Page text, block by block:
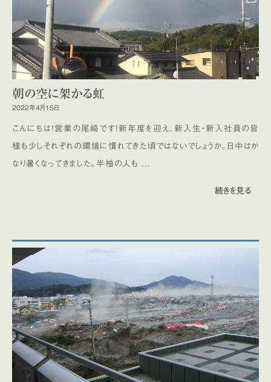
朝の空に架かる虹
2022年4月15日
こんにちは！営業の尾﨑です！新年度を迎え、新入生・新入社員の皆
様も少しそれぞれの環境に慣れてきた頃ではないでしょうか。日中はか
なり暑くなってきました。半袖の人も ...
続きを見る